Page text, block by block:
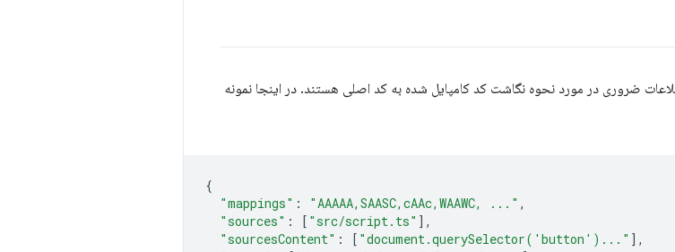
ضروری در مورد نحوه نگاشت کد کامپایل شده به کد اصلی هستند. در اینجا نمونه
{
"mappings" : "AAAAA,SAASC,cAAc,WAAWC, ..." ,
"sources" : [ "src/script.ts" ],
"sourcesContent" : [ "document.querySelector('button')..." ],